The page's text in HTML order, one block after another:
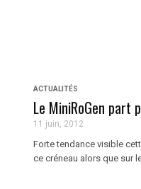
ACTUALITÉS
Le MiniRoGen part
11 juin, 2012
Forte tendance visible
ce créneau alors que sur